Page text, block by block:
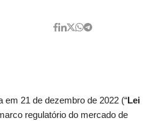
em 21 de dezembro de 2022 (“Lei
regulatório do mercado de